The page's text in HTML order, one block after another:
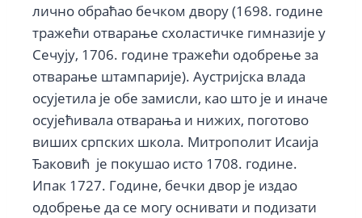
лично обраћао бечком двору (1698. године
тражећи отварање схоластичке гимназије у
Сечују, 1706. године тражећи одобрење за
отварање штампарије). Аустријска влада
осујетила је обе замисли, као што је и иначе
осујећивала отварања и нижих, поготово
виших српских школа. Митрополит Исаија
Ђаковић је покушао исто 1708. године.
Ипак 1727. Године, бечки двор је издао
одобрење да се могу оснивати и подизати